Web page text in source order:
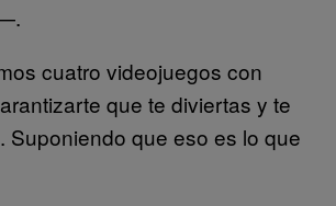
cuatro videojuegos con
que te diviertas y te
Suponiendo que eso es lo que